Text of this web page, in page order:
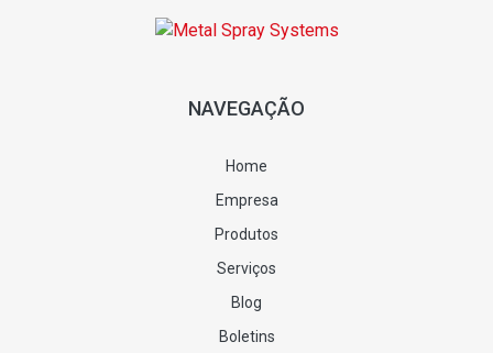
NAVEGAÇÃO
Home
Empresa
Produtos
Serviços
Blog
Boletins